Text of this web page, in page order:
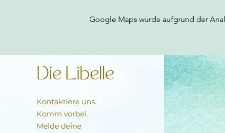
Google Maps wurde aufgrund der
Die Libelle
Kontaktiere uns.
Komm vorbei.
Melde deine